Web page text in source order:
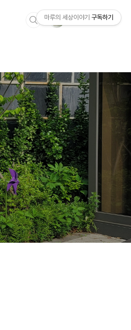
마루의 세상이야기 구독하기